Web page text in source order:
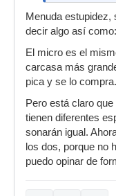
Menuda
decir algo así como:
El micro es el
carcasa más
pica y se lo
Pero está claro
tienen diferentes
sonarán igual.
los dos, porque no
puedo opinar de